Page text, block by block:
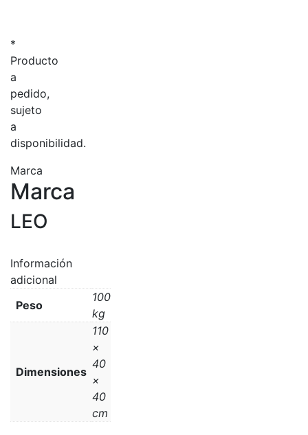
*
Producto
a
pedido,
sujeto
a
disponibilidad.
Marca
Marca
LEO
Información
adicional
Peso
100
kg
Dimensiones
110
×
40
×
40
cm